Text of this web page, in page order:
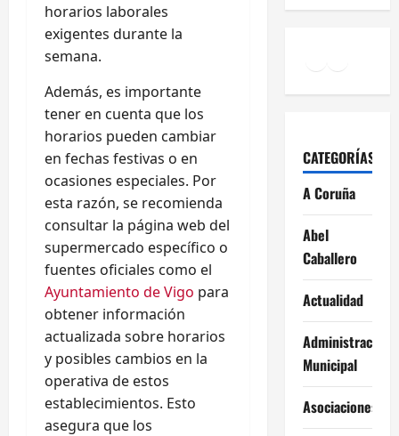
horarios laborales
exigentes durante la
semana.
Además, es importante
tener en cuenta que los
horarios pueden cambiar
en fechas festivas o en
ocasiones especiales. Por
esta razón, se recomienda
consultar la página web del
supermercado específico o
fuentes oficiales como el
Ayuntamiento de Vigo para
obtener información
actualizada sobre horarios
y posibles cambios en la
operativa de estos
establecimientos. Esto
asegura que los
CATEGORÍAS
A Coruña
Abel
Caballero
Actualidad
Administración
Municipal
Asociaciones